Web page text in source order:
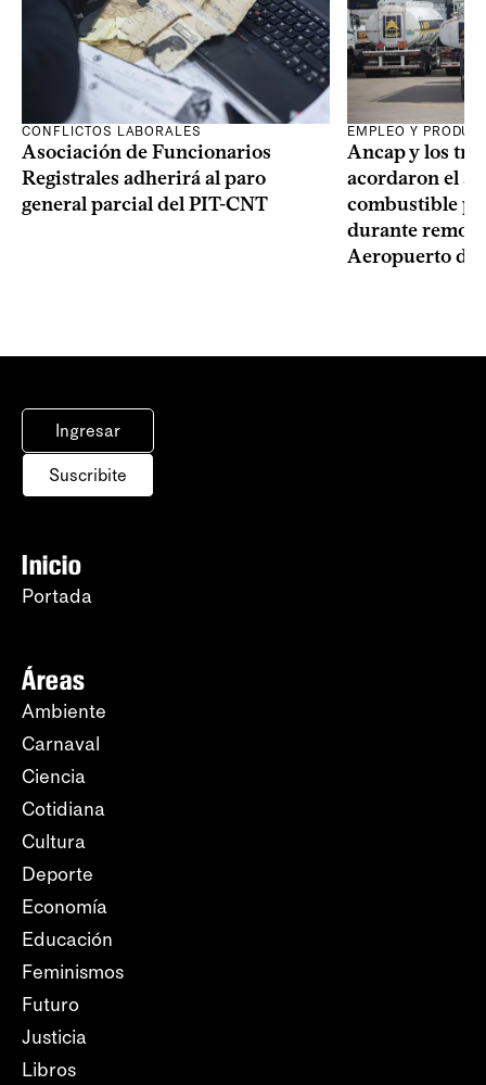
CONFLICTOS LABORALES
Asociación de Funcionarios
Registrales adherirá al paro
general parcial del PIT-CNT
EMPLEO Y
Ancap y los
acordaron el
combustible
durante
Aeropuerto de
Ingresar
Suscribite
Inicio
Portada
Áreas
Ambiente
Carnaval
Ciencia
Cotidiana
Cultura
Deporte
Economía
Educación
Feminismos
Futuro
Justicia
Libros